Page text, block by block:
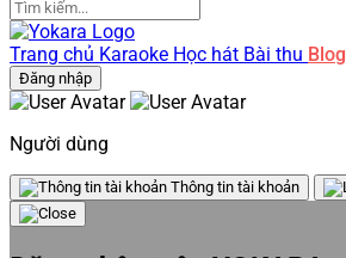
Trang chủ Karaoke Học hát Bài thu Blog
Đăng nhập
Người dùng
Thông tin tài khoản